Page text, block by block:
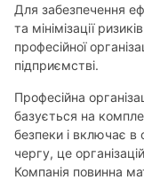
Для забезпечення
та мінімізації
професійної
підприємстві.
Професійна
базується на
безпеки і включає
чергу, це
Компанія повинна